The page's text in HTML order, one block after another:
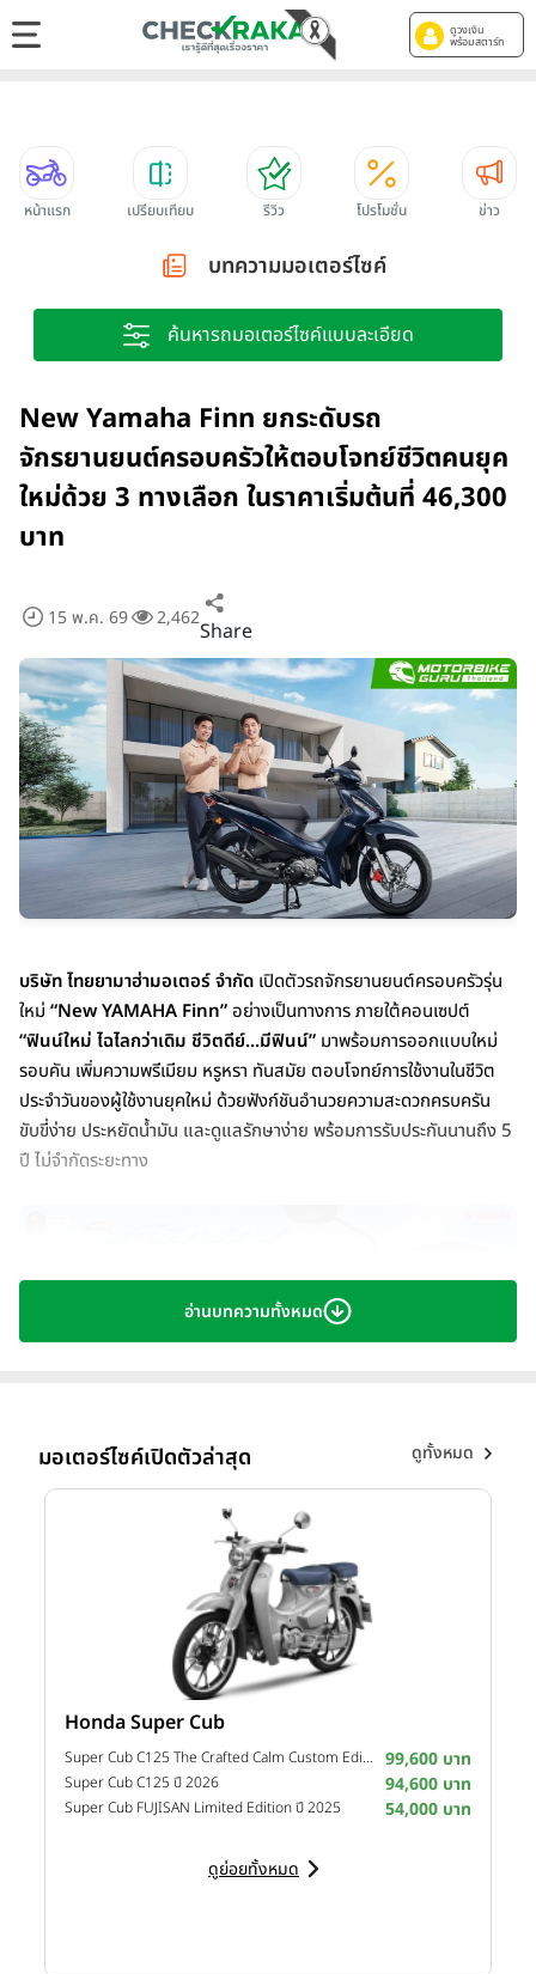
ดูวงเงิน
พร้อมสตาร์ท
หน้าแรก เปรียบเทียบ รีวิว โปรโมชั่น ข่าว
บทความมอเตอร์ไซค์
ค้นหารถมอเตอร์ไซค์แบบละเอียด
New Yamaha Finn ยกระดับรถ
จักรยานยนต์ครอบครัวให้ตอบโจทย์ชีวิตคนยุค
ใหม่ด้วย 3 ทางเลือก ในราคาเริ่มต้นที่ 46,300
บาท
15 พ.ค. 69 2,462Share
บริษัท ไทยยามาฮ่ามอเตอร์ จำกัด เปิดตัวรถจักรยานยนต์ครอบครัวรุ่น
ใหม่ “New YAMAHA Finn” อย่างเป็นทางการ ภายใต้คอนเซปต์
“ฟินน์ใหม่ ไฉไลกว่าเดิม ชีวิตดีย์...มีฟินน์” มาพร้อมการออกแบบใหม่
รอบคัน เพิ่มความพรีเมียม หรูหรา ทันสมัย ตอบโจทย์การใช้งานในชีวิต
ประจำวันของผู้ใช้งานยุคใหม่ ด้วยฟังก์ชันอำนวยความสะดวกครบครัน
ขับขี่ง่าย ประหยัดน้ำมัน และดูแลรักษาง่าย พร้อมการรับประกันนานถึง 5
ปี ไม่จำกัดระยะทาง
โดดเด่นด้วยดีไซน์ใหม่ที่ให้ความรู้สึกพรีเมียมใน
ทุกมุมมอง เสริมภาพลักษณ์ทันสมัยด้วยไฟหน้าแบบ LED ดีไซน์ใหม่ ให้
ความสว่างชัดเจน ประหยัดพลังงาน และมีความทนทานสูง พร้อมโคมไฟ
หรี่บลูเลนส์ที่ช่วยเพิ่มเอกลักษณ์เฉพาะตัว ขณะที่ไฟท้ายและไฟเลี้ยวถูก
ออกแบบใหม่ให้ดูหรูหราและทันสมัยยิ่งขึ้น
อ่านบทความทั้งหมด
มอเตอร์ไซค์เปิดตัวล่าสุด ดูทั้งหมด
Honda Super Cub
Super Cub C125 The Crafted Calm Custom Edition ปี 2026 99,600 บาท
Super Cub C125 ปี 2026 94,600 บาท
Super Cub FUJISAN Limited Edition ปี 2025 54,000 บาท
ดูย่อยทั้งหมด